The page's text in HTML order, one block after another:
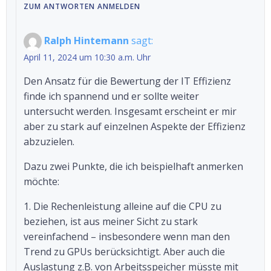
ZUM ANTWORTEN ANMELDEN
Ralph Hintemann sagt:
April 11, 2024 um 10:30 a.m. Uhr
Den Ansatz für die Bewertung der IT Effizienz
finde ich spannend und er sollte weiter
untersucht werden. Insgesamt erscheint er mir
aber zu stark auf einzelnen Aspekte der Effizienz
abzuzielen.
Dazu zwei Punkte, die ich beispielhaft anmerken
möchte:
1. Die Rechenleistung alleine auf die CPU zu
beziehen, ist aus meiner Sicht zu stark
vereinfachend – insbesondere wenn man den
Trend zu GPUs berücksichtigt. Aber auch die
Auslastung z.B. von Arbeitsspeicher müsste mit